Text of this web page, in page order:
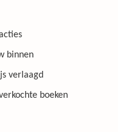
binnen
verlaagd
boeken